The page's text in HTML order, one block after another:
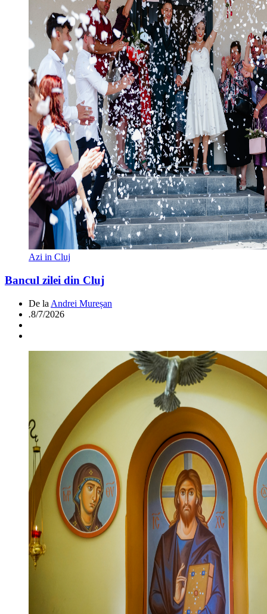
Azi in Cluj
Bancul zilei din Cluj
De la Andrei Mureșan
.8/7/2026